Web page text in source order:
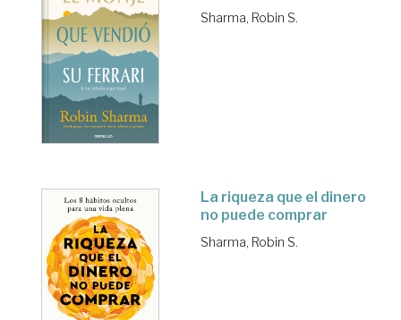
Sharma, Robin S.
La riqueza que el dinero
no puede comprar
Sharma, Robin S.